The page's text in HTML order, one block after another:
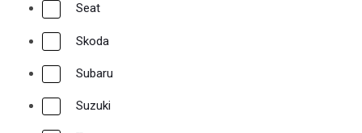
Seat
Skoda
Subaru
Suzuki